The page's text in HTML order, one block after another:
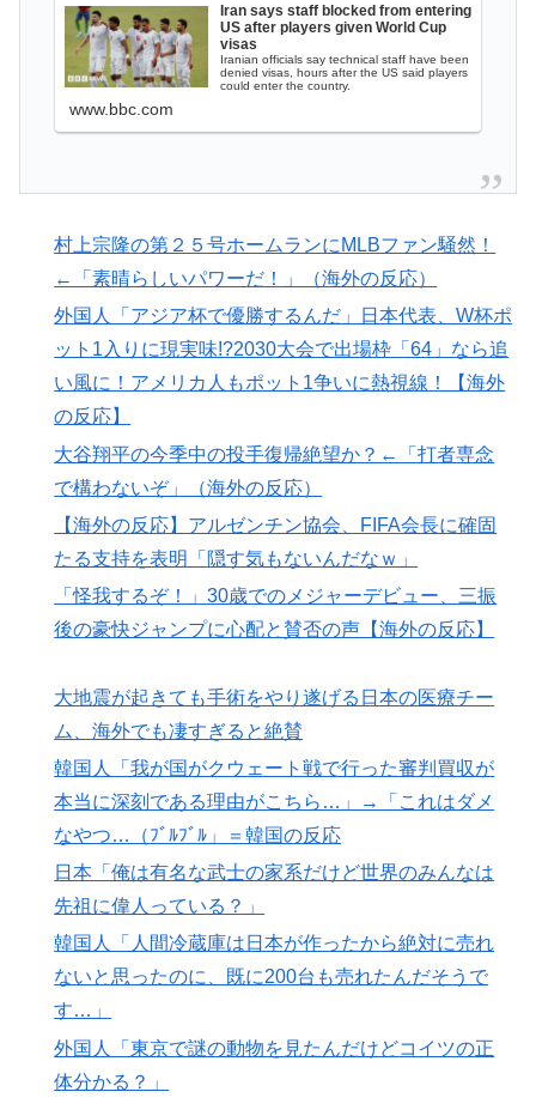
展してしまう‥」
【伝説の100得点、いまだ都市伝説扱い】海外「バムの
83点でようやく信じた」
▶
▶ 日本「俺は有名な武士の家系だけど世界のみんなは先祖
ゴール！久保建英超え歴代2位の記録！3得点に絡む活躍
で海外絶賛！【海外の反応】
▶ 【衝撃】韓国人「日本の名門女子校、漫画のままかよ」
▶
海外「素晴らしい！」日本が買収したUSスチール驚異
アメリカ「お前らの国でしか愛されてないものってあ
る？」日本「納豆」
スカトロ野郎「今日仕事が終わったらやっとうんこが食
べられるぞ」←こんなやつが実在する事実
てしまったディズニー信者、帰国後『本家』に失望する
Iran says staff blocked from entering
US after players given World Cup
visas
Iranian officials say technical staff have been
denied visas, hours after the US said players
could enter the country.
www.bbc.com
村上宗隆の第２５号ホームランにMLBファン騒然！
←「素晴らしいパワーだ！」（海外の反応）
外国人「アジア杯で優勝するんだ」日本代表、W杯ポ
ット1入りに現実味!?2030大会で出場枠「64」なら追
い風に！アメリカ人もポット1争いに熱視線！【海外
の反応】
大谷翔平の今季中の投手復帰絶望か？←「打者専念
で構わないぞ」（海外の反応）
【海外の反応】アルゼンチン協会、FIFA会長に確固
たる支持を表明「隠す気もないんだなｗ」
「怪我するぞ！」30歳でのメジャーデビュー、三振
後の豪快ジャンプに心配と賛否の声【海外の反応】
大地震が起きても手術をやり遂げる日本の医療チー
ム、海外でも凄すぎると絶賛
韓国人「我が国がクウェート戦で行った審判買収が
本当に深刻である理由がこちら…」→「これはダメ
なやつ…（ﾌﾞﾙﾌﾞﾙ」＝韓国の反応
日本「俺は有名な武士の家系だけど世界のみんなは
先祖に偉人っている？」
韓国人「人間冷蔵庫は日本が作ったから絶対に売れ
ないと思ったのに、既に200台も売れたんだそうで
す…」
外国人「東京で謎の動物を見たんだけどコイツの正
体分かる？」